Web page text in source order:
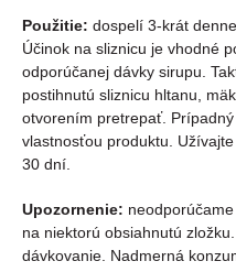
Použitie: dospelí 3-krát
Účinok na sliznicu je vhodné
odporúčanej dávky sirupu.
postihnutú sliznicu hltanu,
otvorením pretrepať.
vlastnosťou produktu.
30 dní.
Upozornenie:
na niektorú obsiahnutú
dávkovanie. Nadmerná